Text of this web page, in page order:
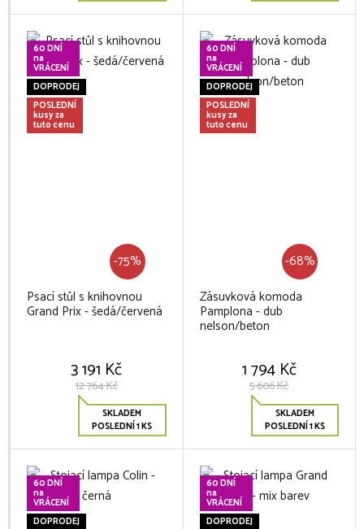
60 DNÍ
na
VRÁCENÍ
DOPRODEJ
POSLEDNÍ
kusy za
tuto cenu
-75%
Psací stůl s knihovnou
Grand Prix - šedá/červená
3 191 Kč
12 764 Kč
SKLADEM
POSLEDNÍ 1 KS
60 DNÍ
na
VRÁCENÍ
DOPRODEJ
POSLEDNÍ
kusy za
tuto cenu
-68%
Zásuvková komoda
Pamplona - dub
nelson/beton
1 794 Kč
5 606 Kč
SKLADEM
POSLEDNÍ 1 KS
60 DNÍ
na
VRÁCENÍ
DOPRODEJ
60 DNÍ
na
VRÁCENÍ
DOPRODEJ